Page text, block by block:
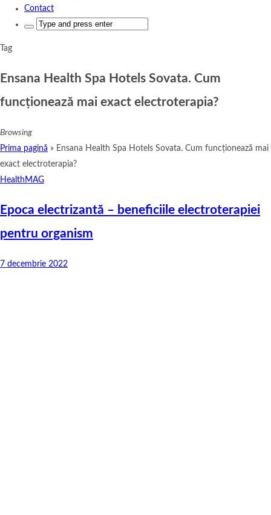
Contact
Search
Tag
Ensana Health Spa Hotels Sovata. Cum
funcționează mai exact electroterapia?
Browsing
Prima pagină » Ensana Health Spa Hotels Sovata. Cum funcționează mai
exact electroterapia?
HealthMAG
Epoca electrizantă – beneficiile electroterapiei
pentru organism
7 decembrie 2022